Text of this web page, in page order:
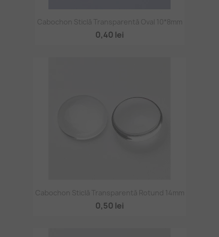
Cabochon Sticlă Transparentă Oval 10*8mm
0,40 lei
Cabochon Sticlă Transparentă Rotund 14mm
0,50 lei